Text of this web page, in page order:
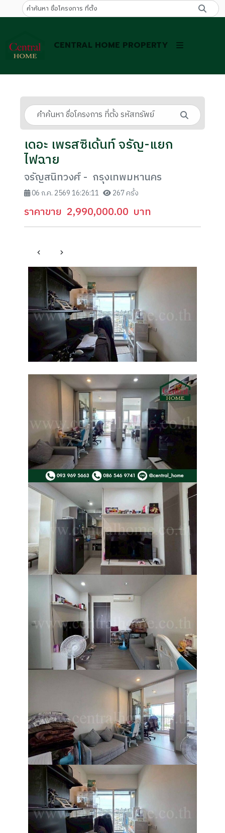
CENTRAL HOME PROPERTY
เดอะ เพรสซิเด้นท์ จรัญ-แยก
ไฟฉาย
จรัญสนิทวงศ์ - กรุงเทพมหานคร
06 ก.ค. 2569 16:26:11 267 ครั้ง
ราคาขาย 2,990,000.00 บาท